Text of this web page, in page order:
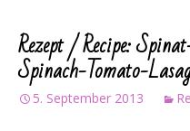
Rezept / Recipe:
Spinach-Tomato-
5. September 2013